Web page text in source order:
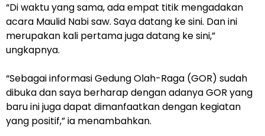
“Di waktu yang sama, ada empat titik mengadakan
acara Maulid Nabi saw. Saya datang ke sini. Dan ini
merupakan kali pertama juga datang ke sini,”
ungkapnya.
“Sebagai informasi Gedung Olah-Raga (GOR) sudah
dibuka dan saya berharap dengan adanya GOR yang
baru ini juga dapat dimanfaatkan dengan kegiatan
yang positif,” ia menambahkan.